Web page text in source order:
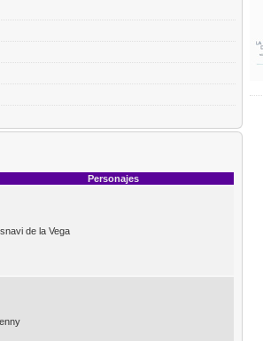
Personajes
de la Vega